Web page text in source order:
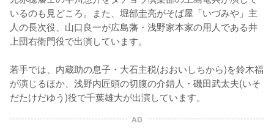
いるのも見どころ。また、堀部圭亮がそば屋「いづみや」主
人の長次役、山口良一が広島藩・浅野家本家の用人である井
上団右衛門役で出演しています。
若手では、内蔵助の息子・大石主税(おおいしちから)を鈴木福
が演じるほか、浅野内匠頭の切腹の介錯人・磯田武太夫(いそ
だたけだゆう)役で千葉雄大が出演しています。
AD